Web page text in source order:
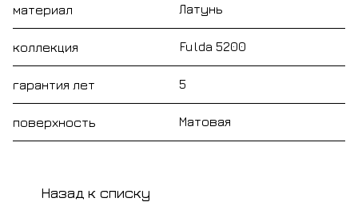
материал Латунь
коллекция Fulda 5200
гарантия лет 5
поверхность Матовая
Назад к списку